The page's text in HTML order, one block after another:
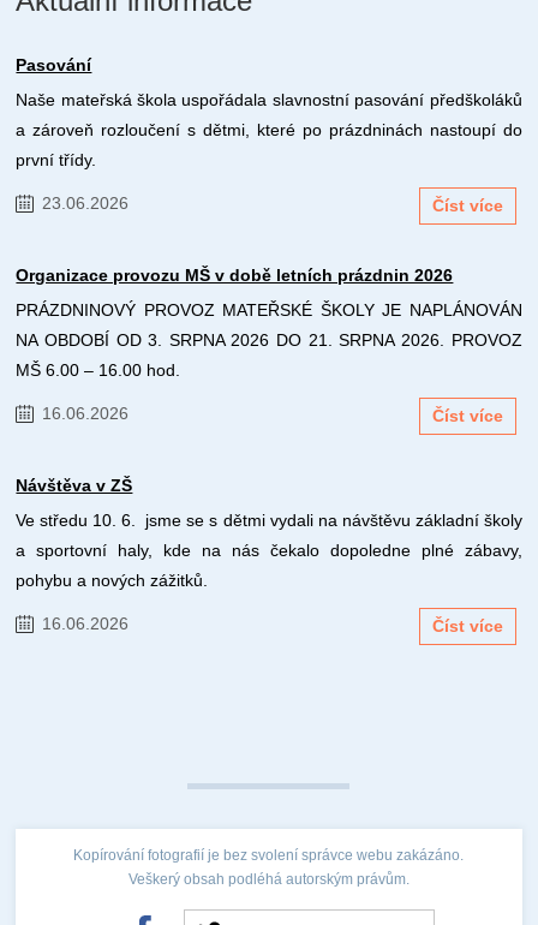
Pasování
Naše mateřská škola uspořádala slavnostní pasování předškoláků
a zároveň rozloučení s dětmi, které po prázdninách nastoupí do
první třídy.
23.06.2026 Číst více
Organizace provozu MŠ v době letních prázdnin 2026
PRÁZDNINOVÝ PROVOZ MATEŘSKÉ ŠKOLY JE NAPLÁNOVÁN
NA OBDOBÍ OD 3. SRPNA 2026 DO 21. SRPNA 2026. PROVOZ
MŠ 6.00 – 16.00 hod.
16.06.2026 Číst více
Návštěva v ZŠ
Ve středu 10. 6. jsme se s dětmi vydali na návštěvu základní školy
a sportovní haly, kde na nás čekalo dopoledne plné zábavy,
pohybu a nových zážitků.
16.06.2026 Číst více
Kopírování fotografií je bez svolení správce webu zakázáno.
Veškerý obsah podléhá autorským právům.